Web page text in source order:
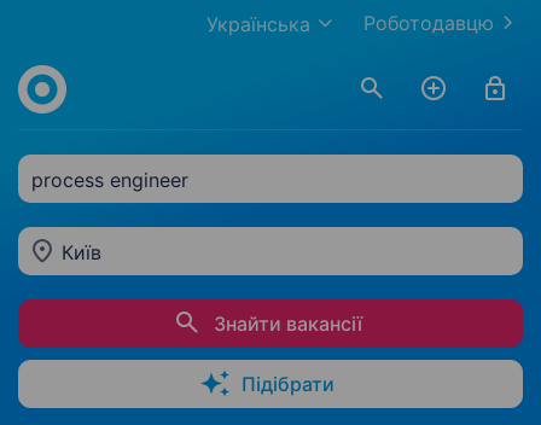
Роботодавцю
Українська
process engineer
Київ
Знайти вакансії
Підібрати